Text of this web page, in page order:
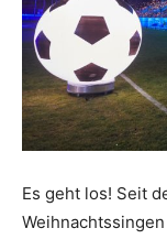
Es geht los! Seit